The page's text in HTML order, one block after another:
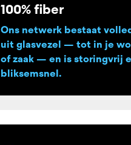
100% fiber
Ons netwerk bestaat
uit glasvezel — tot in je
of zaak — en is storingvrij
bliksemsnel.